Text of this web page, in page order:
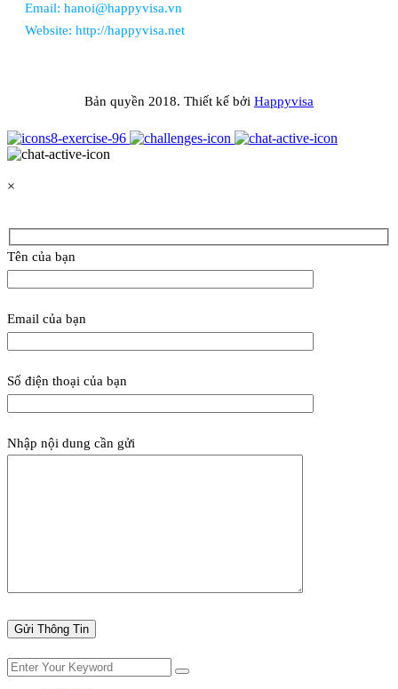
Email: hanoi@happyvisa.vn
Website: http://happyvisa.net
Bản quyền 2018. Thiết kế bởi Happyvisa
×
Tên của bạn
Email của bạn
Số điện thoại của bạn
Nhập nội dung cần gửi